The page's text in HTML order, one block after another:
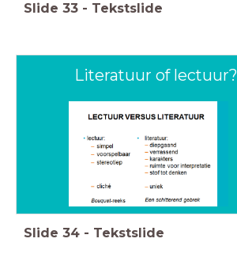
Slide 33 - Tekstslide
Literatuur of lectuur?
Slide 34 - Tekstslide